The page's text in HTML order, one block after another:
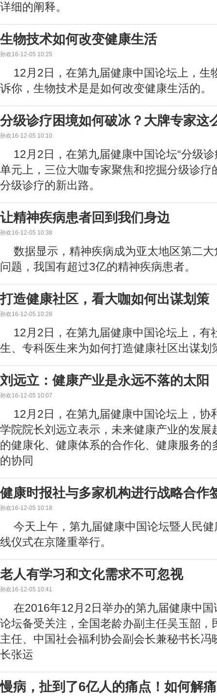
详细的阐释。
生物技术如何改变健康生活
孙欢16-12-05 10:25
12月2日，在第九届健康中国论坛上，生
诉你，生物技术是是如何改变健康生活的。
分级诊疗困境如何破冰？大牌专家这
孙欢16-12-05 10:10
12月2日，在第九届健康中国论坛“分级
单元上，三位大咖专家聚焦和挖掘分级诊疗
分级诊疗的新出路。
让精神疾病患者回到我们身边
孙欢16-12-05 10:38
数据显示，精神疾病成为亚太地区第二
问题，我国有超过3亿的精神疾病患者。
打造健康社区，看大咖如何出谋划策
孙欢16-12-05 10:28
12月2日，在第九届健康中国论坛上，有
生、专科医生来为如何打造健康社区出谋划
刘远立：健康产业是永远不落的太阳
孙欢16-12-05 10:07
12月2日，在第九届健康中国论坛上，协
学院院长刘远立表示，未来健康产业的发展
的健康化、健康体系的合作化、健康服务的
的协同
健康时报社与多家机构进行战略合作
孙欢16-12-05 10:18
今天上午，第九届健康中国论坛暨人民
线仪式在京隆重举行。
老人有学习和文化需求不可忽视
孙欢16-12-05 10:41
在2016年12月2日举办的第九届健康中
论坛备受关注，全国老龄办副主任吴玉韶，
主任、中国社会福利协会副会长兼秘书长冯
长张运
慢病，扯到了6亿人的痛点！如何解